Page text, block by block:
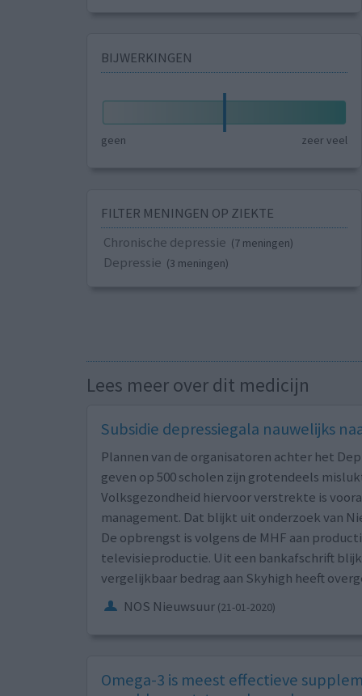
BIJWERKINGEN
geen zeer veel
FILTER MENINGEN OP ZIEKTE
Chronische depressie (7 meningen)
Depressie (3 meningen)
Lees meer over dit medicijn
Subsidie depressiegala nauwelijks
Plannen van de organisatoren achter het
geven op 500 scholen zijn grotendeels
Volksgezondheid hiervoor verstrekte is
management. Dat blijkt uit onderzoek van
De opbrengst is volgens de MHF aan
televisieproductie. Uit een bankafschrift
vergelijkbaar bedrag aan Skyhigh heeft
NOS Nieuwsuur (21-01-2020)
Omega-3 is meest effectieve